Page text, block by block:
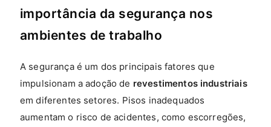
importância da segurança nos
ambientes de trabalho
A segurança é um dos principais fatores que
impulsionam a adoção de revestimentos industriais
em diferentes setores. Pisos inadequados
aumentam o risco de acidentes, como escorregões,